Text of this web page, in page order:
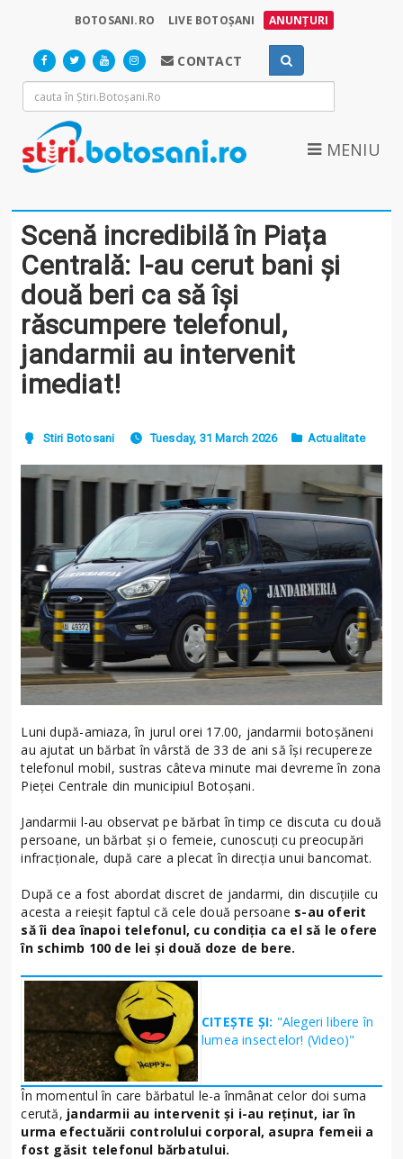
BOTOSANI.RO LIVE BOTOȘANI ANUNȚURI
CONTACT
MENIU
Scenă incredibilă în Piața
Centrală: I-au cerut bani și
două beri ca să își
răscumpere telefonul,
jandarmii au intervenit
imediat!
Stiri Botosani Tuesday, 31 March 2026 Actualitate
Luni după-amiaza, în jurul orei 17.00, jandarmii botoșăneni
au ajutat un bărbat în vârstă de 33 de ani să își recupereze
telefonul mobil, sustras câteva minute mai devreme în zona
Pieței Centrale din municipiul Botoșani.
Jandarmii l-au observat pe bărbat în timp ce discuta cu două
persoane, un bărbat și o femeie, cunoscuți cu preocupări
infracționale, după care a plecat în direcția unui bancomat.
După ce a fost abordat discret de jandarmi, din discuțiile cu
acesta a reieșit faptul că cele două persoane s-au oferit
să îi dea înapoi telefonul, cu condiția ca el să le ofere
în schimb 100 de lei și două doze de bere.
CITEȘTE ȘI: "Alegeri libere în
lumea insectelor! (Video)"
În momentul în care bărbatul le-a înmânat celor doi suma
cerută, jandarmii au intervenit și i-au reținut, iar în
urma efectuării controlului corporal, asupra femeii a
fost găsit telefonul bărbatului.